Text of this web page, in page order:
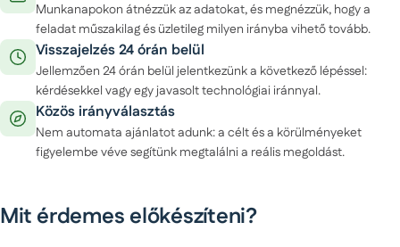
Munkanapokon átnézzük az adatokat, és megnézzük, hogy a
feladat műszakilag és üzletileg milyen irányba vihető tovább.
Visszajelzés 24 órán belül
Jellemzően 24 órán belül jelentkezünk a következő lépéssel:
kérdésekkel vagy egy javasolt technológiai iránnyal.
Közös irányválasztás
Nem automata ajánlatot adunk: a célt és a körülményeket
figyelembe véve segítünk megtalálni a reális megoldást.
Mit érdemes előkészíteni?